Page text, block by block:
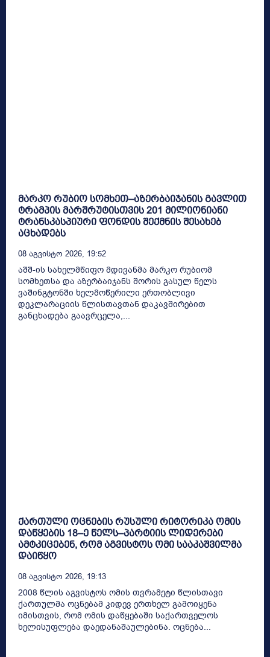
მარკო რუბიო სომხეთ–აზერბაიჯანის გავლით
ტრამპის მარშრუტისთვის 201 მილიონიანი
ტრანსკასპიური ფონდის შექმნის შესახებ
აცხადებს
08 Აგვისტო 2026, 19:52
აშშ-ის სახელმწიფო მდივანმა მარკო რუბიომ
სომხეთსა და აზერბაიჯანს შორის გასულ წელს
ვაშინგტონში ხელმოწერილი ერთობლივი
დეკლარაციის წლისთავთან დაკავშირებით
განცხადება გაავრცელა,...
ქართული ოცნების რუსული რიტორიკა ომის
დაწყების 18–ე წელს–პარტიის ლიდერები
ამტკიცებენ, რომ აგვისტოს ომი სააკაშვილმა
დაიწყო
08 Აგვისტო 2026, 19:13
2008 წლის აგვისტოს ომის თვრამეტი წლისთავი
ქართულმა ოცნებამ კიდევ ერთხელ გამოიყენა
იმისთვის, რომ ომის დაწყებაში საქართველოს
ხელისუფლება დაედანაშაულებინა. ოცნება...